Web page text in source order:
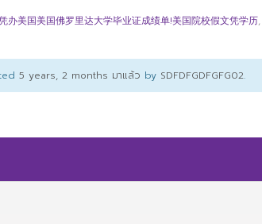
办美国美国佛罗里达大学毕业证成绩单!美国院校假文凭学历,
5 years, 2 months มาแล้ว by SDFDFGDFGFG02.